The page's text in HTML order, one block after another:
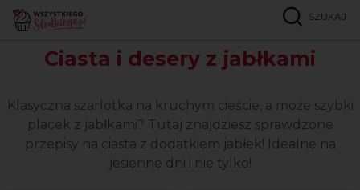
SZUKAJ
Strona główna
Ciasta i desery z jabłkami
Klasyczna szarlotka na kruchym cieście, a może szybki
placek z jabłkami? Tutaj znajdziesz sprawdzone
przepisy na ciasta z dodatkiem jabłek! Idealne na
jesienne dni i nie tylko!